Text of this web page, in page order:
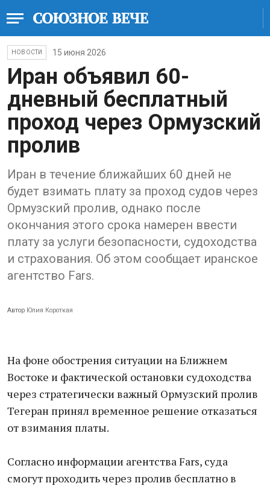
НОВОСТИ 15 июня 2026
Иран объявил 60-
дневный бесплатный
проход через Ормузский
пролив
Иран в течение ближайших 60 дней не
будет взимать плату за проход судов через
Ормузский пролив, однако после
окончания этого срока намерен ввести
плату за услуги безопасности, судоходства
и страхования. Об этом сообщает иранское
агентство Fars.
Автор Юлия Короткая
На фоне обострения ситуации на Ближнем
Востоке и фактической остановки судоходства
через стратегически важный Ормузский пролив
Тегеран принял временное решение отказаться
от взимания платы.
Согласно информации агентства Fars, суда
смогут проходить через пролив бесплатно в